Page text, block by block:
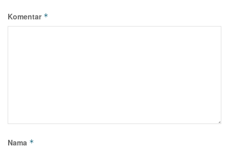
Komentar *
Nama *